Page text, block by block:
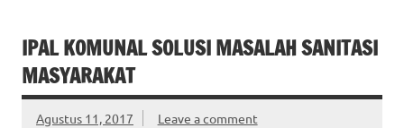
IPAL KOMUNAL SOLUSI MASALAH SANITASI
MASYARAKAT
Agustus 11, 2017 Leave a comment